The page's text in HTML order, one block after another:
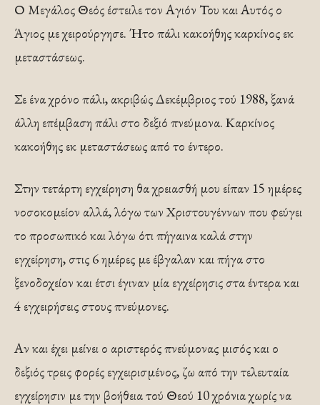
Ο Μεγάλος Θεός έστειλε τον Αγιόν Του και Αυτός ο
Άγιος με χειρούργησε. Ήτο πάλι κακοήθης καρκίνος εκ
μεταστάσεως.
Σε ένα χρόνο πάλι, ακριβώς Δεκέμβριος τού 1988, ξανά
άλλη επέμβαση πάλι στο δεξιό πνεύμονα. Καρκίνος
κακοήθης εκ μεταστάσεως από το έντερο.
Στην τετάρτη εγχείρηση θα χρειασθή μου είπαν 15 ημέρες
νοσοκομείον αλλά, λόγω των Χριστουγέννων που φεύγει
το προσωπικό και λόγω ότι πήγαινα καλά στην
εγχείρηση, στις 6 ημέρες με έβγαλαν και πήγα στο
ξενοδοχείον και έτσι έγιναν μία εγχείρησις στα έντερα και
4 εγχειρήσεις στους πνεύμονες.
Αν και έχει μείνει ο αριστερός πνεύμονας μισός και ο
δεξιός τρεις φορές εγχειρισμένος, ζω από την τελευ­ταία
εγχείρησιν με την βοήθεια τού Θεού 10 χρόνια χωρίς να